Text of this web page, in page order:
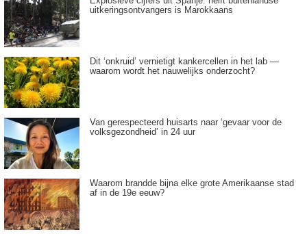
uitkeringsontvangers is Marokkaans
Dit ‘onkruid’ vernietigt kankercellen in het lab —
waarom wordt het nauwelijks onderzocht?
Van gerespecteerd huisarts naar ‘gevaar voor de
volksgezondheid’ in 24 uur
Waarom brandde bijna elke grote Amerikaanse stad
af in de 19e eeuw?